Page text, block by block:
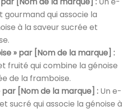
gourmand qui associe la
à la saveur sucrée et
» par [Nom de la marque] :
fruité qui combine la génoise
de la framboise.
par [Nom de la marque] : Un e-
sucré qui associe la génoise à